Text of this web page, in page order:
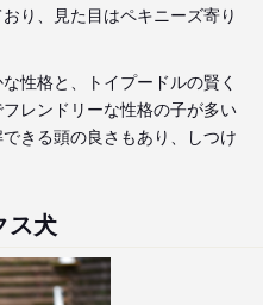
り、見た目はペキニーズ寄り
性格と、トイプードルの賢く
レンドリーな性格の子が多い
きる頭の良さもあり、しつけ
ス犬